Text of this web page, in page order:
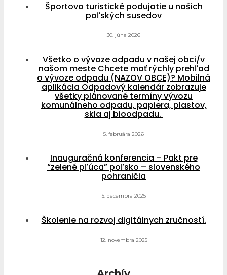
Športovo turistické podujatie u našich
poľských susedov
30. júna 2026
Všetko o vývoze odpadu v našej obci/v
našom meste Chcete mať rýchly prehľad
o vývoze odpadu (NAZOV OBCE)? Mobilná
aplikácia Odpadový kalendár zobrazuje
všetky plánované termíny vývozu
komunálneho odpadu, papiera, plastov,
skla aj bioodpadu.
5. februára 2026
Inauguračná konferencia – Pakt pre
“zelené pľúca” poľsko – slovenského
pohraničia
5. decembra 2025
Školenie na rozvoj digitálnych zručností.
12. novembra 2025